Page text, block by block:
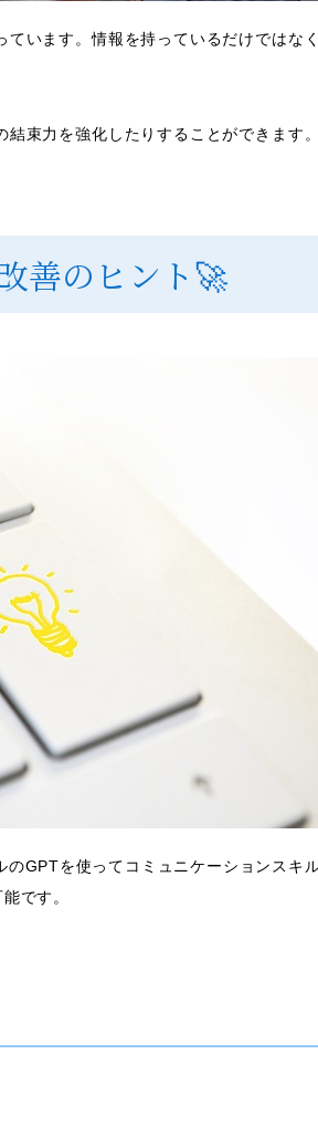
います。情報を持っているだけではな
束力を強化したりすることができます
善のヒント🚀
GPTを使ってコミュニケーションスキ
です。